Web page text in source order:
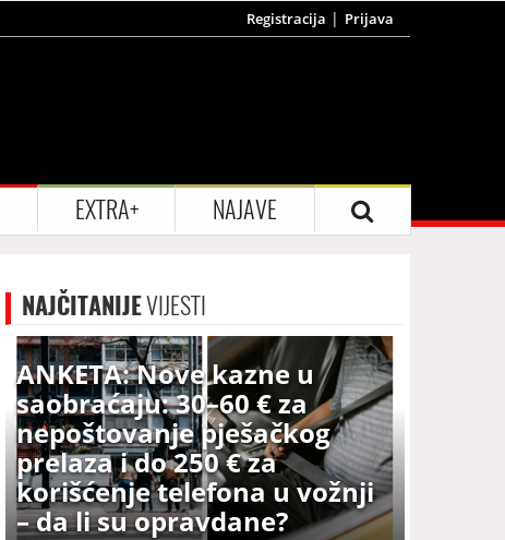
Registracija Prijava
EXTRA+ NAJAVE
NAJČITANIJEVIJESTI
ANKETA: Nove kazne u
saobraćaju: 30–60 € za
nepoštovanje pješačkog
prelaza i do 250 € za
korišćenje telefona u vožnji
– da li su opravdane?